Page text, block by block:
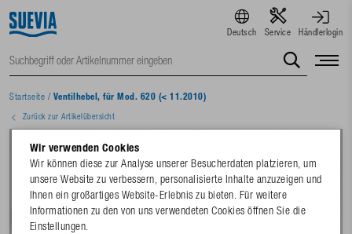
Deutsch Service Händlerlogin
Startseite / Ventilhebel, für Mod. 620 (< 11.2010)
Zurück zur Artikelübersicht
Wir verwenden Cookies
Wir können diese zur Analyse unserer Besucherdaten platzieren, um
unsere Website zu verbessern, personalisierte Inhalte anzuzeigen und
Ihnen ein großartiges Website-Erlebnis zu bieten. Für weitere
Informationen zu den von uns verwendeten Cookies öffnen Sie die
Einstellungen.